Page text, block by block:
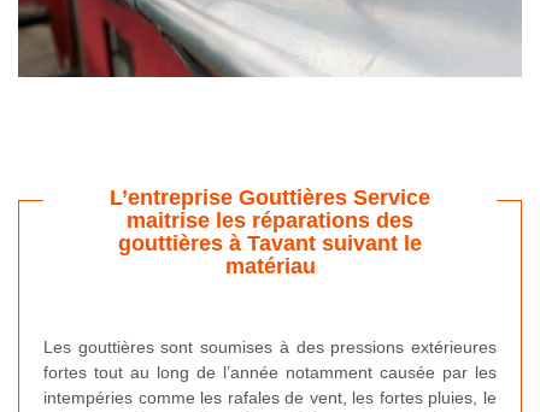
L’entreprise Gouttières Service
maitrise les réparations des
gouttières à Tavant suivant le
matériau
Les gouttières sont soumises à des pressions extérieures
fortes tout au long de l’année notamment causée par les
intempéries comme les rafales de vent, les fortes pluies, le